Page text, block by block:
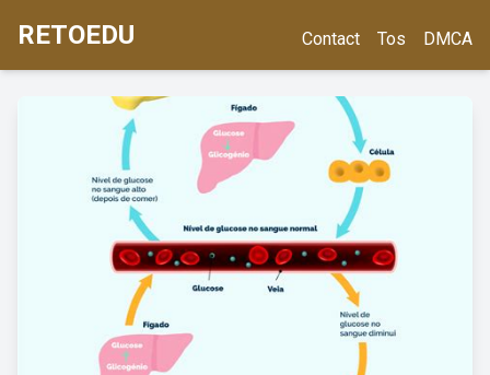
RETOEDU Contact Tos DMCA